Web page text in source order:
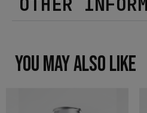
YOU MAY ALSO LIKE